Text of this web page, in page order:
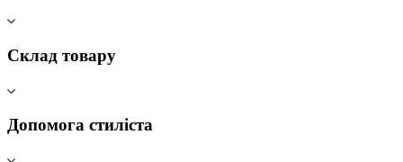
Склад товару
Допомога стиліста